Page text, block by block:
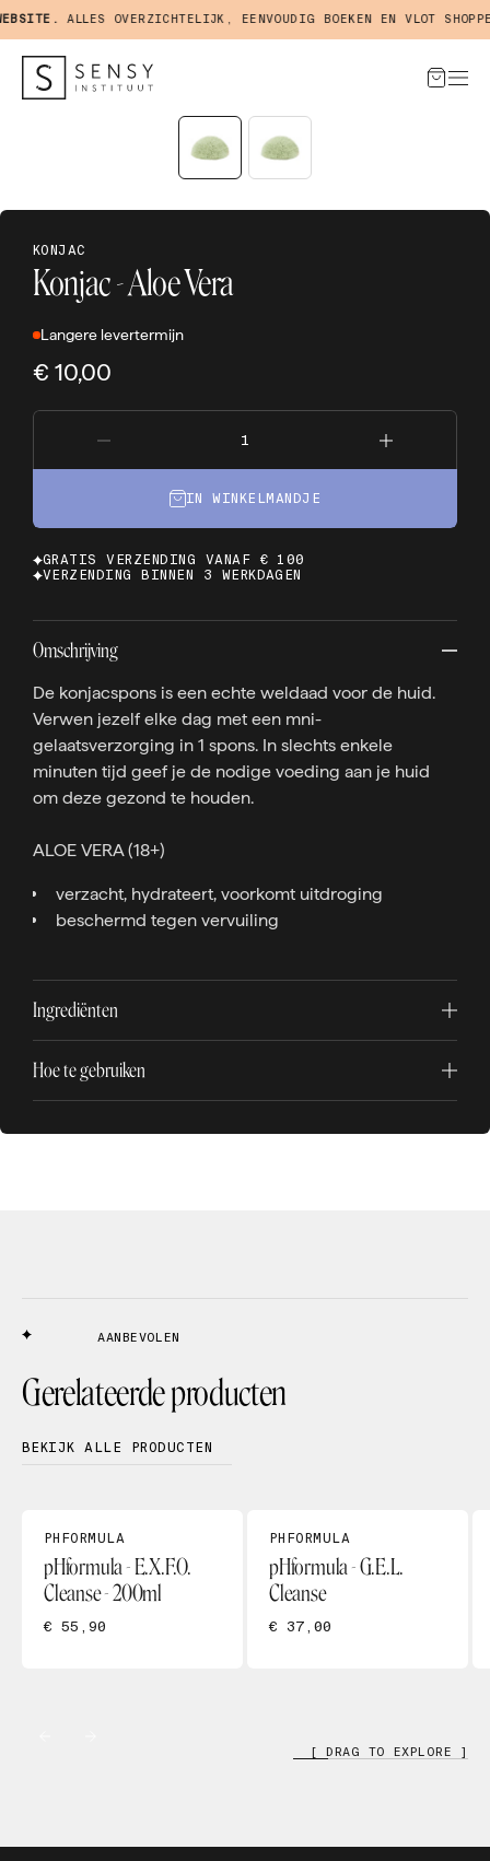
ALLES OVERZICHTELIJK, EENVOUDIG BOEKEN EN VLOT
KONJAC
Konjac - Aloe Vera
Langere levertermijn
€ 10,00
IN WINKELMANDJE
GRATIS VERZENDING VANAF € 100
VERZENDING BINNEN 3 WERKDAGEN
Omschrijving
De konjacspons is een echte weldaad voor de huid.
Verwen jezelf elke dag met een mni-
gelaatsverzorging in 1 spons. In slechts enkele
minuten tijd geef je de nodige voeding aan je huid
om deze gezond te houden.
ALOE VERA (18+)
verzacht, hydrateert, voorkomt uitdroging
beschermd tegen vervuiling
Ingrediënten
Hoe te gebruiken
AANBEVOLEN
Gerelateerde producten
BEKIJK ALLE PRODUCTEN
PHFORMULA
pHformula - E.X.F.O.
Cleanse - 200ml
€ 55,90
PHFORMULA
pHformula - G.E.L.
Cleanse
€ 37,00
[ DRAG TO EXPLORE ]